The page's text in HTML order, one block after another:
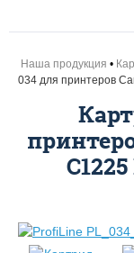
Наша продукция
034 для принтеров